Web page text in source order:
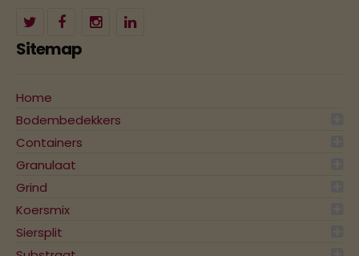
Sitemap
Home
Bodembedekkers
Containers
Granulaat
Grind
Koersmix
Siersplit